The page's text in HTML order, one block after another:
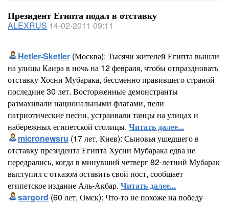
Президент Египта подал в отставку
ALEXRUS 14-02-2011 09:11
Hetler-Sketler (Москва): Тысячи жителей Египта вышли
на улицы Каира в ночь на 12 февраля, чтобы отпраздновать
отставку Хосни Мубарака, бессменно правившего страной
последние 30 лет. Восторженные демонстранты
размахивали национальными флагами, пели
патриотические песни, устраивали танцы на улицах и
набережных египетской столицы. Читать далее...
micronewsru (17 лет, Киев): Сыновья ушедшего в
отставку президента Египта Хусни Мубарака едва не
передрались, когда в минувший четверг 82-летний Мубарак
выступил с отказом оставить свой пост, сообщает
египетское издание Аль-Акбар. Читать далее...
sargord (60 лет, Омск): Что-то не похоже на победу